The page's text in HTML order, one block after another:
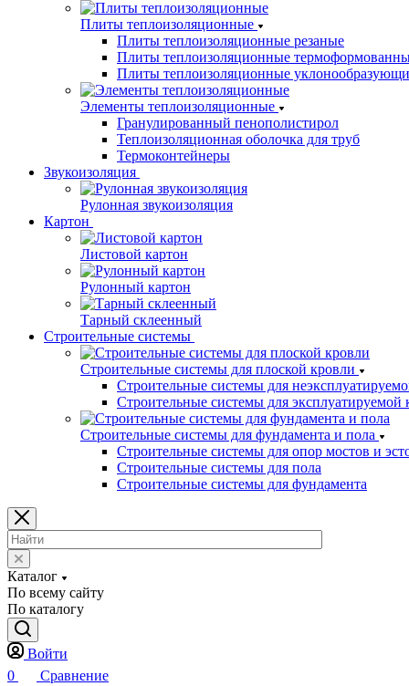
Плиты теплоизоляционные
Плиты теплоизоляционные резаные
Плиты теплоизоляционные
Плиты теплоизоляционные
Элементы теплоизоляционные
Гранулированный пенополистирол
Теплоизоляционная оболочка для труб
Термоконтейнеры
Звукоизоляция
Рулонная звукоизоляция
Картон
Листовой картон
Рулонный картон
Тарный склеенный
Строительные системы
Строительные системы для плоской кровли
Строительные системы для
Строительные системы для эксплуатируемой
Строительные системы для фундамента и пола
Строительные системы для опор мостов и
Строительные системы для пола
Строительные системы для фундамента
Каталог
По всему сайту
По каталогу
Войти
0
Сравнение